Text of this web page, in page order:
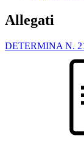
Allegati
DETERMINA N.